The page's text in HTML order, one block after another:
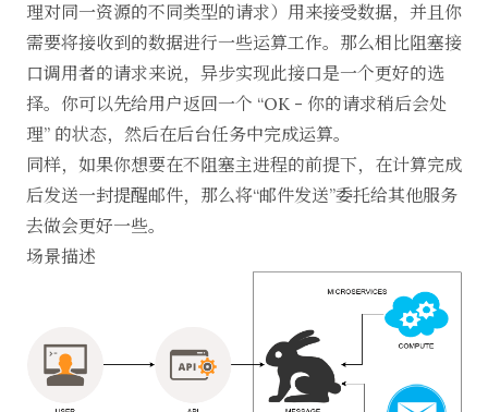
理对同一资源的不同类型的请求）用来接受数据，并且你
需要将接收到的数据进行一些运算工作。那么相比阻塞接
口调用者的请求来说，异步实现此接口是一个更好的选
择。你可以先给用户返回一个 “OK - 你的请求稍后会处
理” 的状态，然后在后台任务中完成运算。
同样，如果你想要在不阻塞主进程的前提下，在计算完成
后发送一封提醒邮件，那么将“邮件发送”委托给其他服务
去做会更好一些。
场景描述